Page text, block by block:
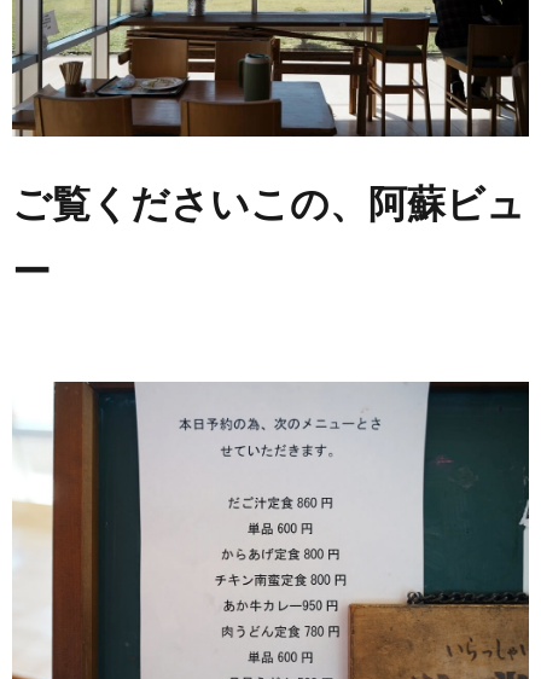
ご覧くださいこの、阿蘇ビュ
ー